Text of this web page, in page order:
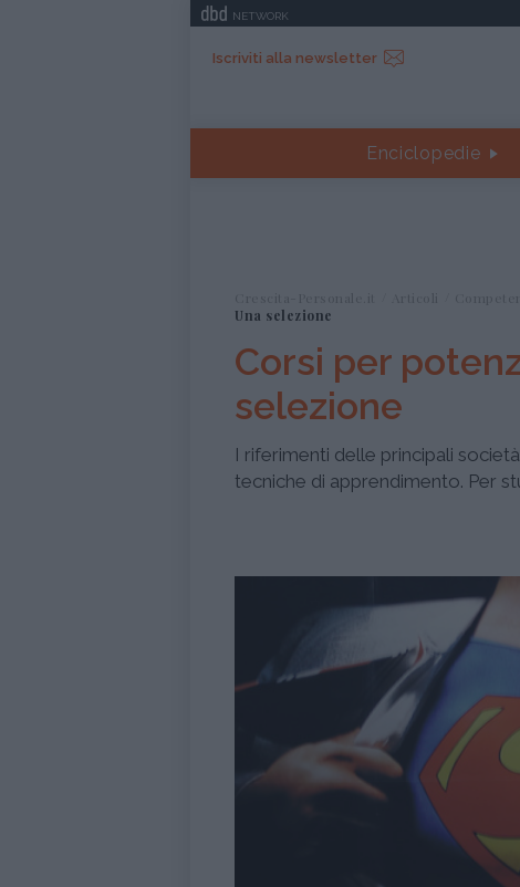
NETWORK
Iscriviti alla newsletter
Enciclopedie
Una selezione
Corsi per
selezione
I riferimenti delle principali
tecniche di apprendimento. Per